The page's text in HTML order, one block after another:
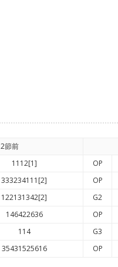
2節前
1112[1] OP
333234111[2] OP
122131342[2] G2
146422636 OP
114 G3
35431525616 OP